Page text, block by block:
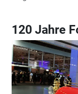
120 Jahre